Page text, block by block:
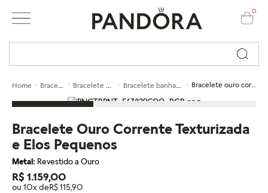
0
Busque por nome ou código...
Home Bracelete banhado a ouro Bracelete ouro corrente texturizada e elos pequenos
Bracelete Ouro Corrente Texturizada
e Elos Pequenos
Metal: Revestido a Ouro
R$ 1.159,00
ou 10x deR$ 115,90